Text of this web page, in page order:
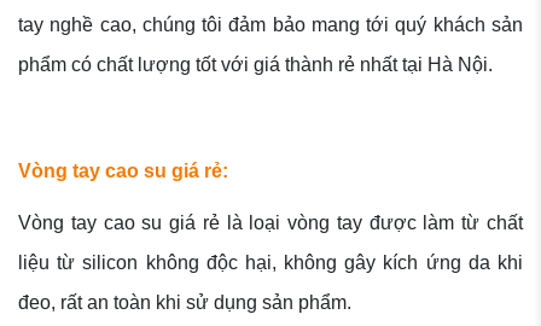
tay nghề cao, chúng tôi đảm bảo mang tới quý khách sản
phẩm có chất lượng tốt với giá thành rẻ nhất tại Hà Nội.
Vòng tay cao su giá rẻ:
Vòng tay cao su giá rẻ là loại vòng tay được làm từ chất
liệu từ silicon không độc hại, không gây kích ứng da khi
đeo, rất an toàn khi sử dụng sản phẩm.